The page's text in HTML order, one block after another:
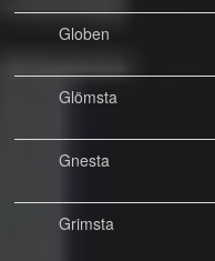
Globen
Glömsta
Gnesta
Grimsta